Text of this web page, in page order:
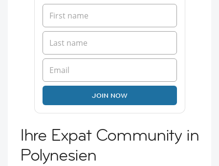
JOIN NOW
Ihre Expat Community in
Polynesien